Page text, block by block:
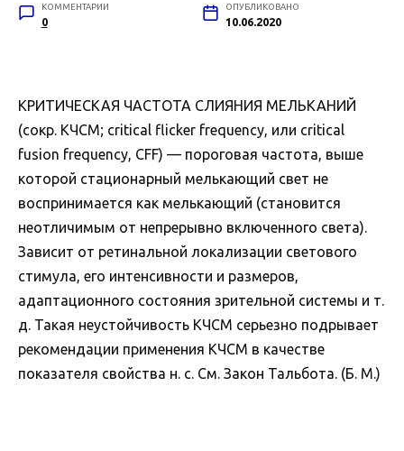
КОММЕНТАРИИ
0
ОПУБЛИКОВАНО
10.06.2020
КРИТИЧЕСКАЯ ЧАСТОТА СЛИЯНИЯ МЕЛЬКАНИЙ
(сокр. КЧСМ; critical flicker frequency, или critical
fusion frequency, CFF) — пороговая частота, выше
которой стационарный мелькающий свет не
воспринимается как мелькающий (становится
неотличимым от непрерывно включенного света).
Зависит от ретинальной локализации светового
стимула, его интенсивности и размеров,
адаптационного состояния зрительной системы и т.
д. Такая неустойчивость КЧСМ серьезно подрывает
рекомендации применения КЧСМ в качестве
показателя свойства н. с. См. Закон Тальбота. (Б. М.)